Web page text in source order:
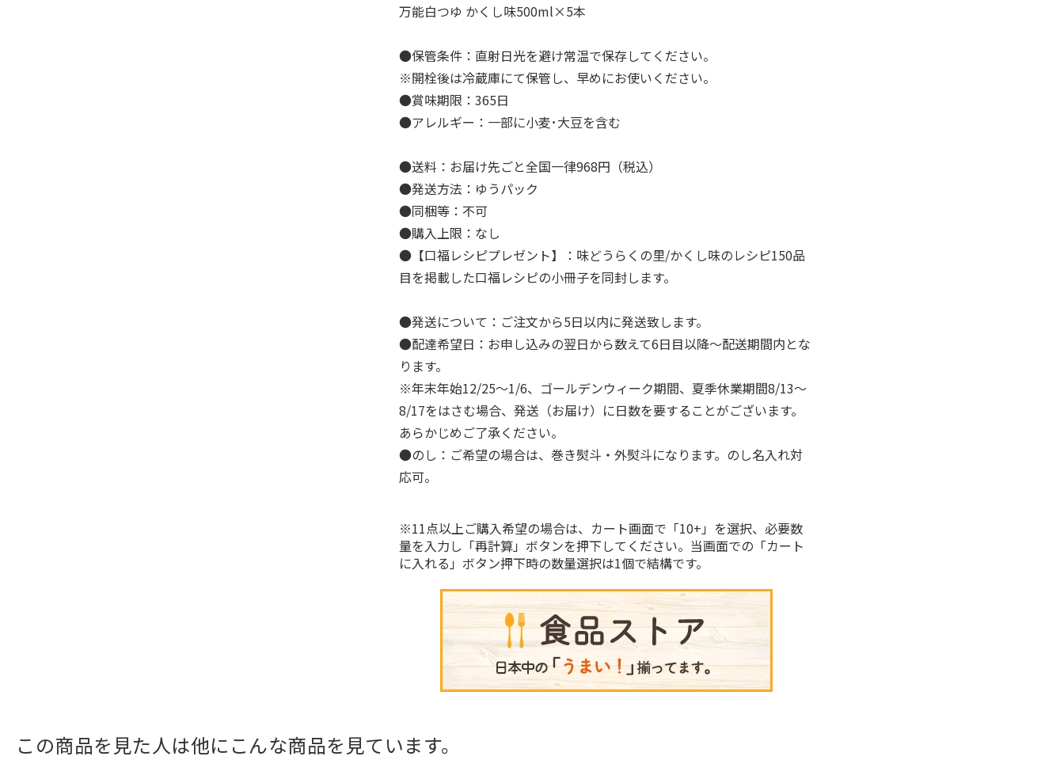
万能白つゆ かくし味500ml×5本
●保管条件：直射日光を避け常温で保存してください。
※開栓後は冷蔵庫にて保管し、早めにお使いください。
●賞味期限：365日
●アレルギー：一部に小麦･大豆を含む
●送料：お届け先ごと全国一律968円（税込）
●発送方法：ゆうパック
●同梱等：不可
●購入上限：なし
●【口福レシピプレゼント】：味どうらくの里/かくし味のレシピ150品
目を掲載した口福レシピの小冊子を同封します。
●発送について：ご注文から5日以内に発送致します。
●配達希望日：お申し込みの翌日から数えて6日目以降～配送期間内とな
ります。
※年末年始12/25～1/6、ゴールデンウィーク期間、夏季休業期間8/13～
8/17をはさむ場合、発送（お届け）に日数を要することがございます。
あらかじめご了承ください。
●のし：ご希望の場合は、巻き熨斗・外熨斗になります。のし名入れ対
応可。
※11点以上ご購入希望の場合は、カート画面で「10+」を選択、必要数
量を入力し「再計算」ボタンを押下してください。当画面での「カート
に入れる」ボタン押下時の数量選択は1個で結構です。
この商品を見た人は他にこんな商品を見ています。